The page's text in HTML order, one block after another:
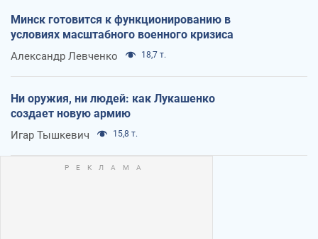
Минск готовится к функционированию в
условиях масштабного военного кризиса
Александр Левченко 18,7 т.
Ни оружия, ни людей: как Лукашенко
создает новую армию
Игар Тышкевич 15,8 т.